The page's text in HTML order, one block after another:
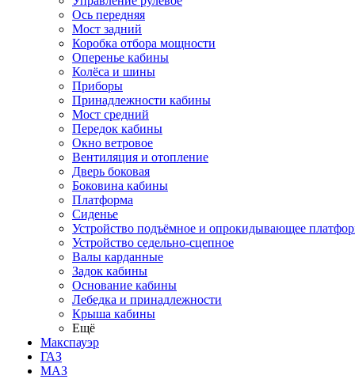
Ось передняя
Мост задний
Коробка отбора мощности
Оперенье кабины
Колёса и шины
Приборы
Принадлежности кабины
Мост средний
Передок кабины
Окно ветровое
Вентиляция и отопление
Дверь боковая
Боковина кабины
Платформа
Сиденье
Устройство подъёмное и опрокидывающее
Устройство седельно-сцепное
Валы карданные
Задок кабины
Основание кабины
Лебедка и принадлежности
Крыша кабины
Ещё
Макспауэр
ГАЗ
МАЗ